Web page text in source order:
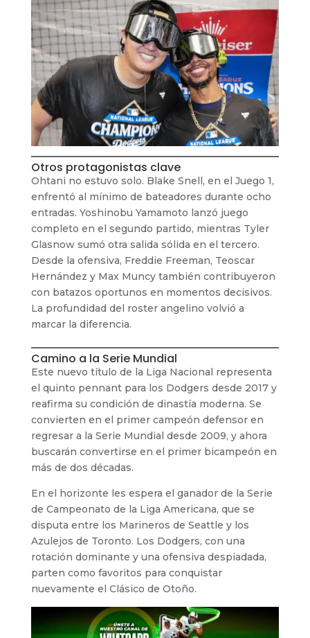
Otros protagonistas clave
Ohtani no estuvo solo. Blake Snell, en el Juego 1,
enfrentó al mínimo de bateadores durante ocho
entradas. Yoshinobu Yamamoto lanzó juego
completo en el segundo partido, mientras Tyler
Glasnow sumó otra salida sólida en el tercero.
Desde la ofensiva, Freddie Freeman, Teoscar
Hernández y Max Muncy también contribuyeron
con batazos oportunos en momentos decisivos.
La profundidad del roster angelino volvió a
marcar la diferencia.
Camino a la Serie Mundial
Este nuevo título de la Liga Nacional representa
el quinto pennant para los Dodgers desde 2017 y
reafirma su condición de dinastía moderna. Se
convierten en el primer campeón defensor en
regresar a la Serie Mundial desde 2009, y ahora
buscarán convertirse en el primer bicampeón en
más de dos décadas.
En el horizonte les espera el ganador de la Serie
de Campeonato de la Liga Americana, que se
disputa entre los Marineros de Seattle y los
Azulejos de Toronto. Los Dodgers, con una
rotación dominante y una ofensiva despiadada,
parten como favoritos para conquistar
nuevamente el Clásico de Otoño.